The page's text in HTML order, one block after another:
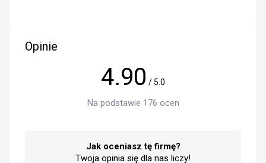
Opinie
4.90 / 5.0
Na podstawie 176 ocen
Jak oceniasz tę firmę?
Twoja opinia się dla nas liczy!